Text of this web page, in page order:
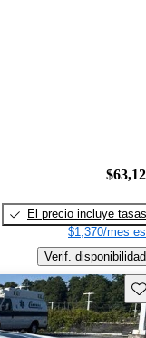
El precio incluye tasas
$1,370/mes
Verif. disponibilidad